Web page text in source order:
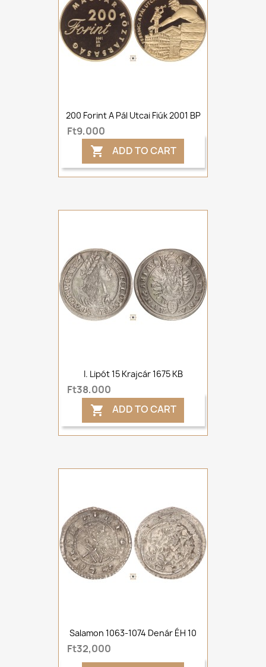
200 Forint A Pál Utcai Fiúk 2001 BP
Ft9,000
 ADD TO CART
I. Lipót 15 Krajcár 1675 KB
Ft38,000
 ADD TO CART
Salamon 1063-1074 Denár ÉH 10
Ft32,000